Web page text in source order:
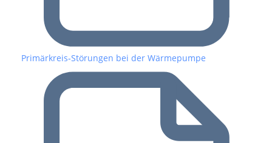
Primärkreis‑Störungen bei der Wärmepumpe